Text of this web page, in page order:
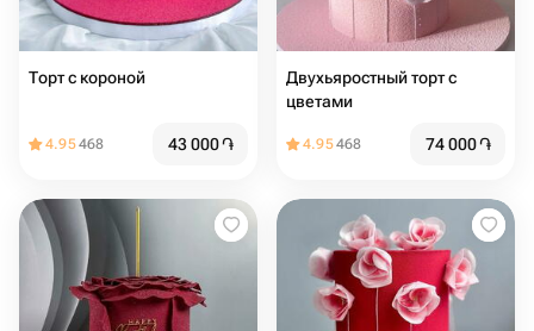
Торт с короной
4.95468 43 000֏
Двухьяростный торт с
цветами
4.95468 74 000֏